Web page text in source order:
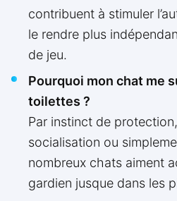
contribuent à stimuler
le rendre plus
de jeu.
Pourquoi mon chat me
toilettes ?
Par instinct de
socialisation ou
nombreux chats aiment
gardien jusque dans les